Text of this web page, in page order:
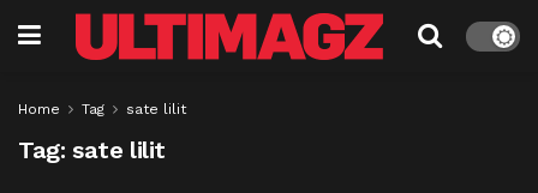
Home Tag sate lilit
Tag: sate lilit